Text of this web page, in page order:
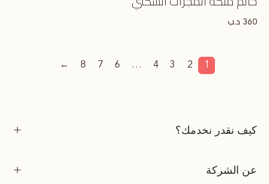
360 د.ب
1
2
3
4
…
6
7
8
←
كيف نقدر نخدمك؟
عن الشركة